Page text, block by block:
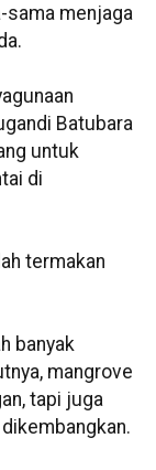
sama menjaga
Batubara
untuk
di
termakan
banyak
mangrove
tapi juga